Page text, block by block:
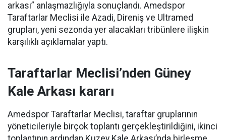
arkası” anlaşmazlığıyla sonuçlandı. Amedspor
Taraftarlar Meclisi ile Azadi, Direniş ve Ultramed
grupları, yeni sezonda yer alacakları tribünlere ilişkin
karşılıklı açıklamalar yaptı.
Taraftarlar Meclisi’nden Güney
Kale Arkası kararı
Amedspor Taraftarlar Meclisi, taraftar gruplarının
yöneticileriyle birçok toplantı gerçekleştirildiğini, ikinci